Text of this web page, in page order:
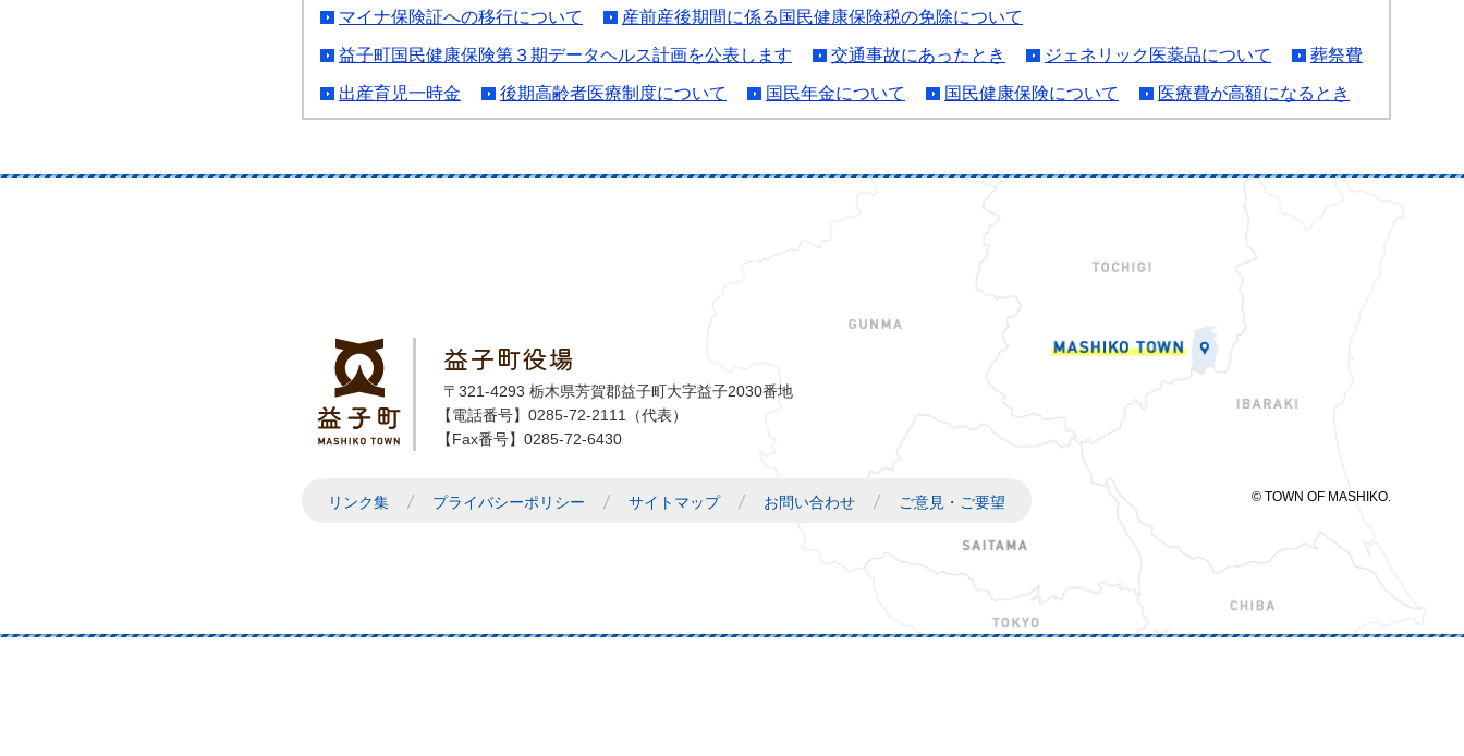
マイナ保険証への移行について 産前産後期間に係る国民健康保険税の免除について
益子町国民健康保険第３期データヘルス計画を公表します 交通事故にあったとき ジェネリック医薬品について 葬祭費
出産育児一時金 後期高齢者医療制度について 国民年金について 国民健康保険について 医療費が高額になるとき
益子町
益子町役場
〒321-4293 栃木県芳賀郡益子町大字益子2030番地
【電話番号】0285-72-2111（代表）
【Fax番号】0285-72-6430
リンク集 プライバシーポリシー サイトマップ お問い合わせ ご意見・ご要望 © TOWN OF MASHIKO.